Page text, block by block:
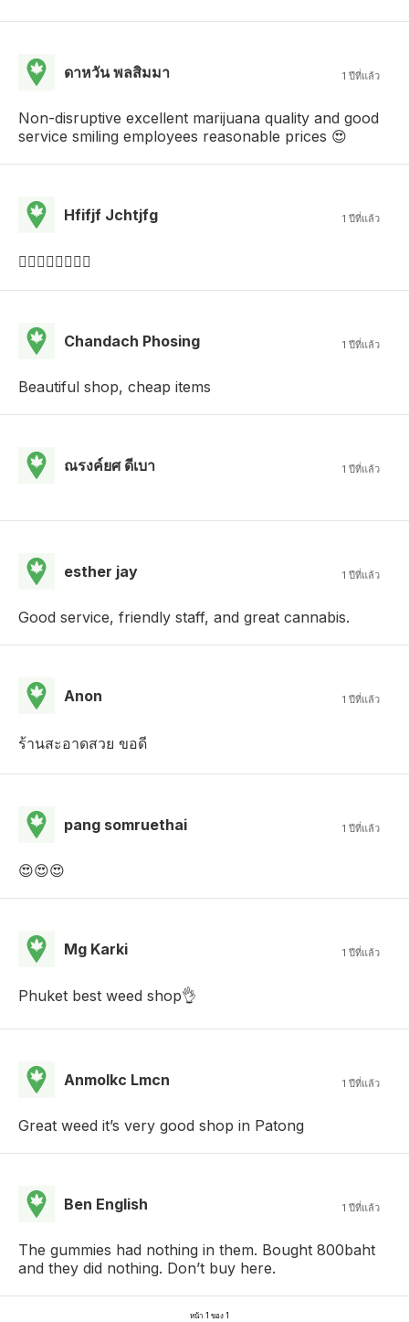
ดาหวัน พลสิมมา 1 ปีที่แล้ว
Non-disruptive excellent marijuana quality and good
service smiling employees reasonable prices 😍
Hfifjf Jchtjfg 1 ปีที่แล้ว
👍🏾👍🏾👍🏾👍🏾
Chandach Phosing 1 ปีที่แล้ว
Beautiful shop, cheap items
ณรงค์ยศ ดีเบา 1 ปีที่แล้ว
esther jay 1 ปีที่แล้ว
Good service, friendly staff, and great cannabis.
Anon 1 ปีที่แล้ว
ร้านสะอาดสวย ขอดี
pang somruethai 1 ปีที่แล้ว
😍😍😍
Mg Karki 1 ปีที่แล้ว
Phuket best weed shop👌
Anmolkc Lmcn 1 ปีที่แล้ว
Great weed it’s very good shop in Patong
Ben English 1 ปีที่แล้ว
The gummies had nothing in them. Bought 800baht
and they did nothing. Don’t buy here.
หน้า 1 ของ 1